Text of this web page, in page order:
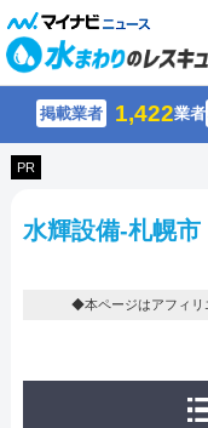
掲載業者 1,422業者
PR
水輝設備-札幌市
◆本ページはアフィリ